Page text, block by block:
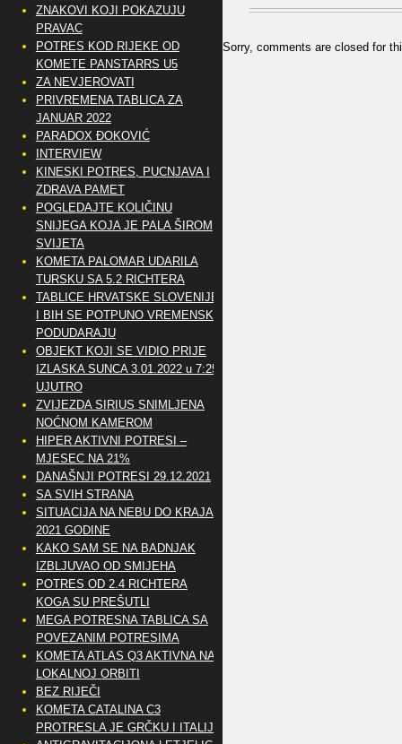
Sorry, comments are closed for
ZNAKOVI KOJI POKAZUJU
PRAVAC
POTRES KOD RIJEKE OD
KOMETE PANSTARRS U5
ZA NEVJEROVATI
PRIVREMENA TABLICA ZA
JANUAR 2022
PARADOX ĐOKOVIĆ
INTERVIEW
KINESKI POTRES, PUCNJAVA I
ZDRAVA PAMET
POGLEDAJTE KOLIČINU
SNIJEGA KOJA JE PALA ŠIROM
SVIJETA
KOMETA PALOMAR UDARILA
TURSKU SA 5.2 RICHTERA
TABLICE HRVATSKE SLOVENIJE
I BIH SE POTPUNO VREMENSKI
PODUDARAJU
OBJEKT KOJI SE VIDIO PRIJE
IZLASKA SUNCA 3.01.2022 u 7:25
UJUTRO
ZVIJEZDA SIRIUS SNIMLJENA
NOĆNOM KAMEROM
HIPER AKTIVNI POTRESI –
MJESEC NA 21%
DANAŠNJI POTRESI 29.12.2021
SA SVIH STRANA
SITUACIJA NA NEBU DO KRAJA
2021 GODINE
KAKO SAM SE NA BADNJAK
IZBLJUVAO OD SMIJEHA
POTRES OD 2.4 RICHTERA
KOGA SU PREŠUTLI
MEGA POTRESNA TABLICA SA
POVEZANIM POTRESIMA
KOMETA ATLAS Q3 AKTIVNA NA
LOKALNOJ ORBITI
BEZ RIJEČI
KOMETA CATALINA C3
PROTRESLA JE GRČKU I ITALIJU